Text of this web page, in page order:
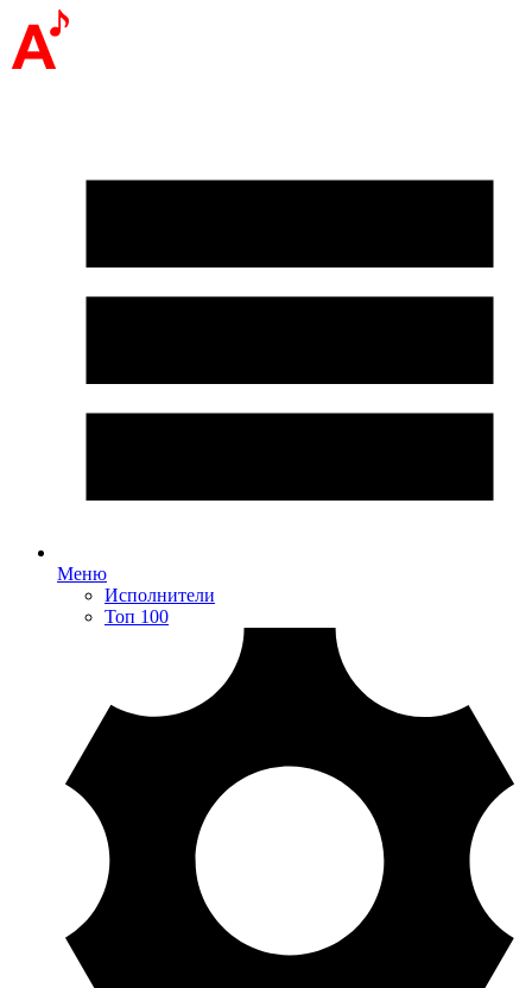
Меню
Исполнители
Топ 100